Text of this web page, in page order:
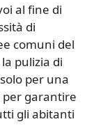
al fine di
di
comuni del
pulizia di
per una
garantire
gli abitanti